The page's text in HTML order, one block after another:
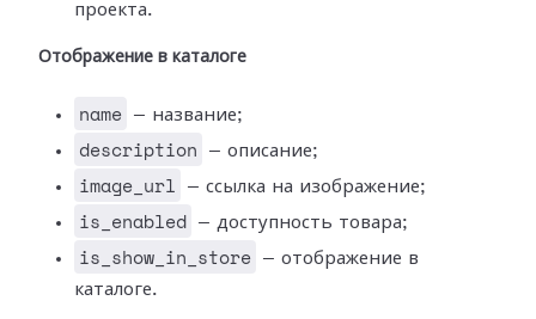
проекта.
Отображение в каталоге
name — название;
description — описание;
image_url — ссылка на изображение;
is_enabled — доступность товара;
is_show_in_store
— отображение в
каталоге.